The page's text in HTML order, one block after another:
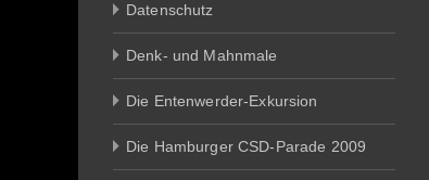
Datenschutz
Denk- und Mahnmale
Die Entenwerder-Exkursion
Die Hamburger CSD-Parade 2009